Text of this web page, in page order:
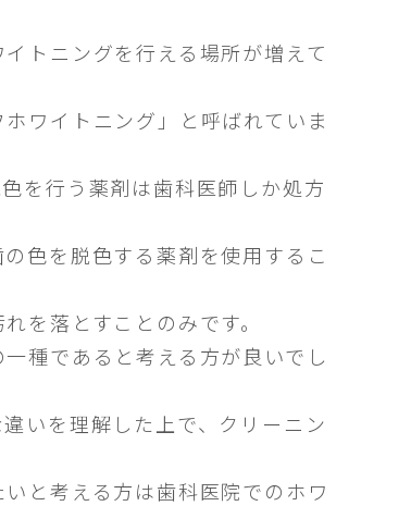
トニングを行える場所が増えて
ワイトニング」と呼ばれていま
を行う薬剤は歯科医師しか処方
色を脱色する薬剤を使用するこ
を落とすことのみです。
種であると考える方が良いでし
いを理解した上で、クリーニン
と考える方は歯科医院でのホワ